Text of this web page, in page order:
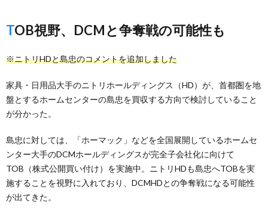
TOB視野、DCMと争奪戦の可能性も
※ニトリHDと島忠のコメントを追加しました
家具・日用品大手のニトリホールディングス（HD）が、首都圏を地
盤とするホームセンターの島忠を買収する方向で検討していること
が分かった。
島忠に対しては、「ホーマック」などを全国展開しているホームセ
ンター大手のDCMホールディングスが完全子会社化に向けて
TOB（株式公開買い付け）を実施中。ニトリHDも島忠へTOBを実
施することを視野に入れており、DCMHDとの争奪戦になる可能性
が出てきた。